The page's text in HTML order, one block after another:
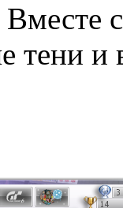
Вместе
тени и